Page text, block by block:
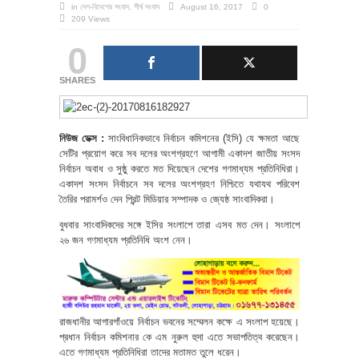
in দেশ-বিদেশের সংবাদ শীর্ষ সংবাদ August 16, 2017
0
209 Views
0
SHARES
নিউজ ডেক্স : সাংবিধানিকভাবে নির্বাচন কমিশনের (ইসি) যে ক্ষমতা আছে
সেটির প্রয়োগ করে সব দলের অংশগ্রহণে আগামী একাদশ জাতীয় সংসদ
নির্বাচন অবাধ ও সুষ্ঠু করতে মত দিয়েছেন দেশের গণমাধ্যম প্রতিনিধিরা।
একাদশ সংসদ নির্বাচনে সব দলের অংশগ্রহণ নিশ্চিতে যথাযথ পরিবেশ
তৈরির পরামর্শও দেন প্রিন্ট মিডিয়ার সম্পাদক ও জ্যেষ্ঠ সাংবাদিকরা।
বুধবার সাংবাদিকদের সঙ্গে ইসির সংলাপে তারা এসব মত দেন। সংলাপে
২৬ জন গণমাধ্যম প্রতিনিধি অংশ নেন।
রাজধানীর আগারগাঁওয়ে নির্বাচন ভবনের সম্মেলন কক্ষে এ সংলাপ হয়েছে।
প্রধান নির্বাচন কমিশনার কে এম নুরুল হুদা এতে সভাপতিত্ব করেছেন।
এতে গণমাধ্যম প্রতিনিধিরা তাদের মতামত তুলে ধরেন।